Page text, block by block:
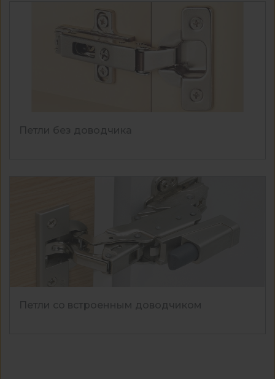
Петли без доводчика
Петли со встроенным доводчиком